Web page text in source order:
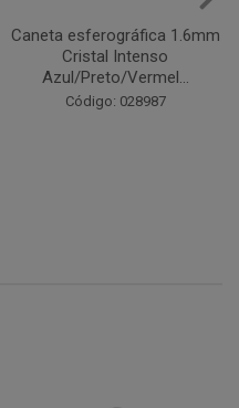
COLA EM BASTÃO 40G - LEO
& LEO
Código: 028164